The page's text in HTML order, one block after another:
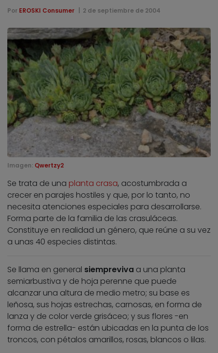
Por EROSKI Consumer 2 de septiembre de 2004
Imagen: Qwertzy2
Se trata de una planta crasa, acostumbrada a
crecer en parajes hostiles y que, por lo tanto, no
necesita atenciones especiales para desarrollarse.
Forma parte de la familia de las crasuláceas.
Constituye en realidad un género, que reúne a su vez
a unas 40 especies distintas.
Se llama en general siempreviva a una planta
semiarbustiva y de hoja perenne que puede
alcanzar una altura de medio metro; su base es
leñosa, sus hojas estrechas, carnosas, en forma de
lanza y de color verde grisáceo; y sus flores -en
forma de estrella- están ubicadas en la punta de los
troncos, con pétalos amarillos, rosas, blancos o lilas.